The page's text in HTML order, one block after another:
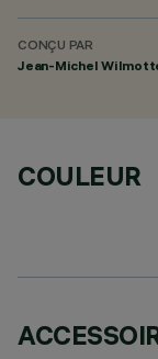
CONÇU PAR
Jean-Michel
COULEUR